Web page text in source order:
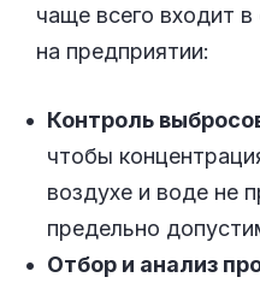
чаще всего входит в
на предприятии:
Контроль
чтобы
воздухе и воде не
предельно
Отбор и анализ